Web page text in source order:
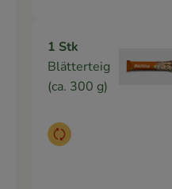
1 Stk
Blätterteig
(ca. 300 g)
Auswahl ändern